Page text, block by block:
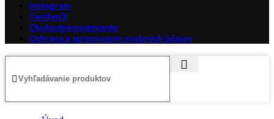
Instagram
Twitter/X
Obchodné podmienky
Ochrana a spracovanie osobných údajov